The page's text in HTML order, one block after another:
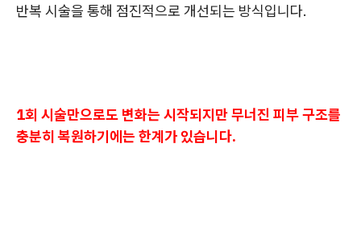
반복 시술을 통해 점진적으로 개선되는 방식입니다.
1회 시술만으로도 변화는 시작되지만 무너진 피부 구조를
충분히 복원하기에는 한계가 있습니다.